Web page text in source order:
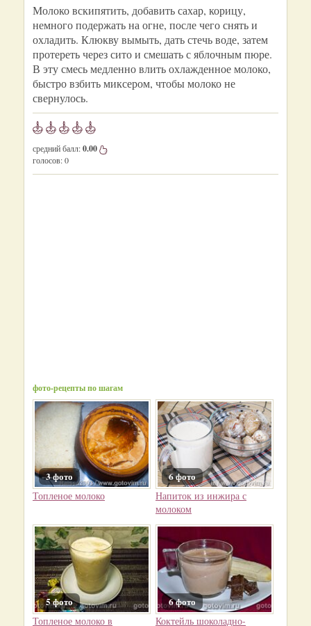
Молоко вскипятить, добавить сахар, корицу,
немного подержать на огне, после чего снять и
охладить. Клюкву вымыть, дать стечь воде, затем
протереть через сито и смешать с яблочным пюре.
В эту смесь медленно влить охлажденное молоко,
быстро взбить миксером, чтобы молоко не
свернулось.
средний балл:0.00
голосов:0
фото-рецепты по шагам
3 фото
Топленое молоко
6 фото
Напиток из инжира с
молоком
5 фото
Топленое молоко в
6 фото
Коктейль шоколадно-